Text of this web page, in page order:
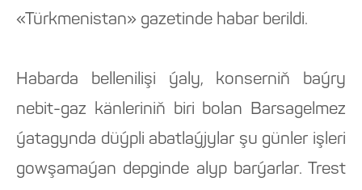
«Türkmenistan» gazetinde habar berildi.
Habarda bellenilişi ýaly, konserniň baýry
nebit-gaz känleriniň biri bolan Barsagelmez
ýatagynda düýpli abatlaýjylar şu günler işleri
gowşamaýan depginde alyp barýarlar. Trest